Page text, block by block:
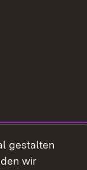
gestalten
wir